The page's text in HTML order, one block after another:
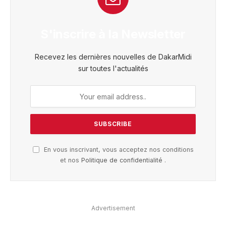
Recevez les dernières nouvelles de DakarMidi
sur toutes l'actualités
En vous inscrivant, vous acceptez nos conditions
et nos Politique de confidentialité .
Advertisement